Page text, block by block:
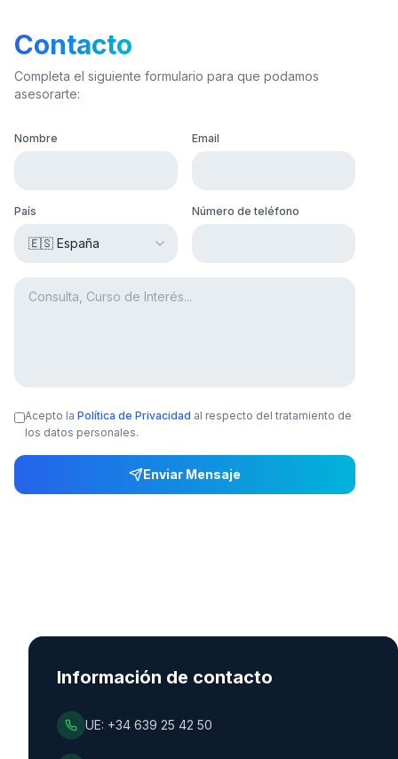
Contacto
Completa el siguiente formulario para que podamos
asesorarte:
Nombre Email
País Número de teléfono
Acepto la Política de Privacidad al respecto del tratamiento de
los datos personales.
Enviar Mensaje
Información de contacto
UE: +34 639 25 42 50